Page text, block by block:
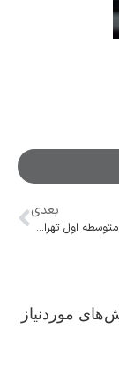
بعدی
مدارس ابتدایی و متوسطه اول تهران یکشنبه غیرحضوری شد
موردنیاز